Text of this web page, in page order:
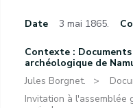
Date 3 mai 1865.
Contexte :
archéologique de
Jules Borgnet.
Invitation à l'assemblée